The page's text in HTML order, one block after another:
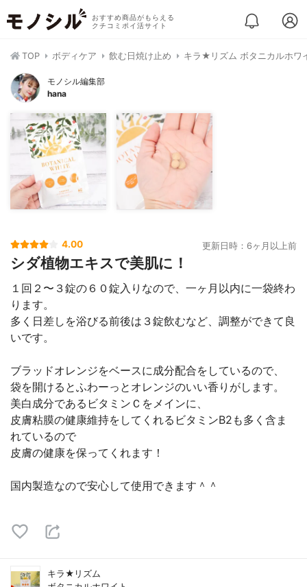
おすすめ商品がもらえる
クチコミポイ活サイト
TOP ボディケア 飲む日焼け止め キラ★リズム ボタニカルホワ
モノシル編集部
hana
4.00 更新日時：6ヶ月以上前
シダ植物エキスで美肌に！
１回２〜３錠の６０錠入りなので、一ヶ月以内に一袋終わ
ります。
多く日差しを浴びる前後は３錠飲むなど、調整ができて良
いです。
ブラッドオレンジをベースに成分配合をしているので、
袋を開けるとふわーっとオレンジのいい香りがします。
美白成分であるビタミンＣをメインに、
皮膚粘膜の健康維持をしてくれるビタミンB2も多く含ま
れているので
皮膚の健康を保ってくれます！
国内製造なので安心して使用できます＾＾
キラ★リズム